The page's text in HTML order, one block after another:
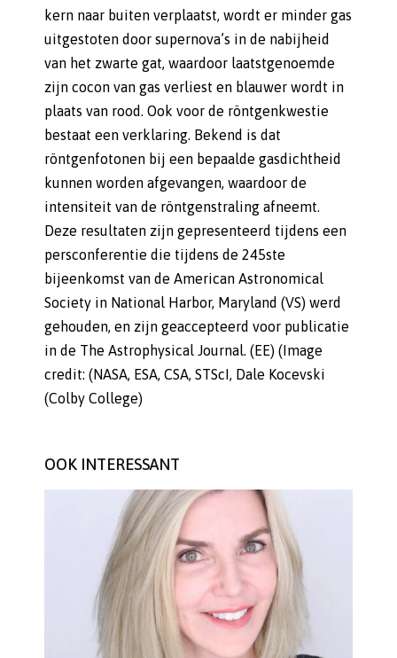
kern naar buiten verplaatst, wordt er minder gas
uitgestoten door supernova’s in de nabijheid
van het zwarte gat, waardoor laatstgenoemde
zijn cocon van gas verliest en blauwer wordt in
plaats van rood. Ook voor de röntgenkwestie
bestaat een verklaring. Bekend is dat
röntgenfotonen bij een bepaalde gasdichtheid
kunnen worden afgevangen, waardoor de
intensiteit van de röntgenstraling afneemt.
Deze resultaten zijn gepresenteerd tijdens een
persconferentie die tijdens de 245ste
bijeenkomst van de American Astronomical
Society in National Harbor, Maryland (VS) werd
gehouden, en zijn geaccepteerd voor publicatie
in de The Astrophysical Journal. (EE) (Image
credit: (NASA, ESA, CSA, STScI, Dale Kocevski
(Colby College)
OOK INTERESSANT